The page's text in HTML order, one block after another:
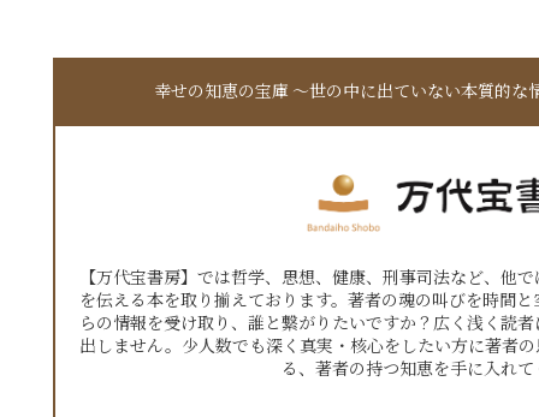
幸せの知恵の宝庫 〜世の中に出ていない本質的な
【万代宝書房】では哲学、思想、健康、刑事司法など、他
を伝える本を取り揃えております。著者の魂の叫びを時間
らの情報を受け取り、誰と繋がりたいですか？広く浅く読
出しません。少人数でも深く真実・核心をしたい方に著者
る、著者の持つ知恵を手に入れて